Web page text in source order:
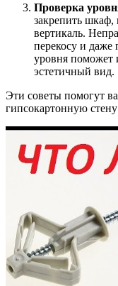
Проверка
закрепить шкаф,
вертикаль.
перекосу и
уровня поможет
эстетичный вид.
Эти советы помогут
гипсокартонную